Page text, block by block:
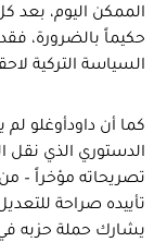
الممكن اليوم، بعد
حكيماً بالضرورة،
السياسة التركية
كما أن داودأوغلو لم
الدستوري الذي نقل
تصريحاته مؤخراً –
تأييده صراحة
يشارك حملة حزبه